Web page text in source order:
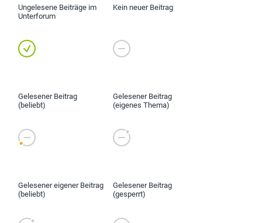
Ungelesene Beiträge im
Unterforum
Kein neuer Beitrag
Gelesener Beitrag
(beliebt)
Gelesener Beitrag
(eigenes Thema)
Gelesener eigener Beitrag
(beliebt)
Gelesener Beitrag
(gesperrt)